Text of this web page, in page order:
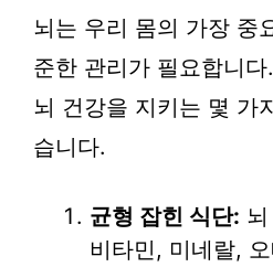
뇌는 우리 몸의 가장 중
준한 관리가 필요합니다.
뇌 건강을 지키는 몇 가
습니다.
균형 잡힌 식단:
비타민, 미네랄,